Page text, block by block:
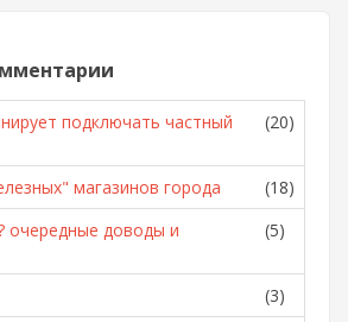
подключать частный
(20)
магазинов города
(18)
очередные доводы и
(5)
(3)